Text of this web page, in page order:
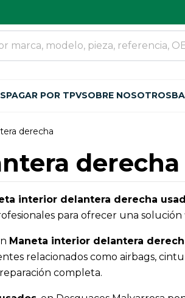
PAGAR POR TPVSOBRE NOSOTROS
derecha
derecha
interior delantera derecha
para ofrecer una solución
Maneta interior delantera
relacionados como airbags,
completa.